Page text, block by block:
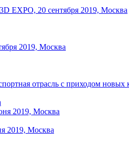
EXPO, 20 сентября 2019, Москва
2019, Москва
отрасль с приходом новых
2019, Москва
2019, Москва